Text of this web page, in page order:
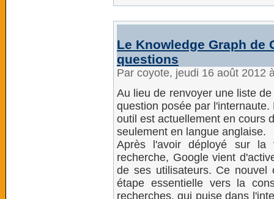
Le Knowledge Graph de
questions
Par coyote, jeudi 16 août 2012
Au lieu de renvoyer une liste
question posée par
outil est actuellement en cours
seulement en langue anglaise.
Après l'avoir déployé sur la
recherche, Google vient
de ses utilisateurs. Ce
étape essentielle vers la
recherches, qui puise dans